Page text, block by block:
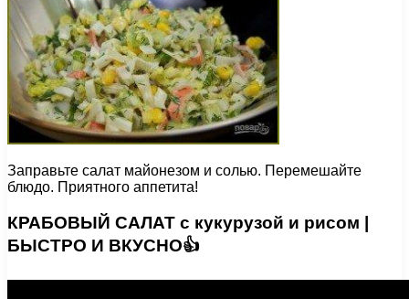
Заправьте салат майонезом и солью. Перемешайте
блюдо. Приятного аппетита!
КРАБОВЫЙ САЛАТ с кукурузой и рисом |
БЫСТРО И ВКУСНО👍